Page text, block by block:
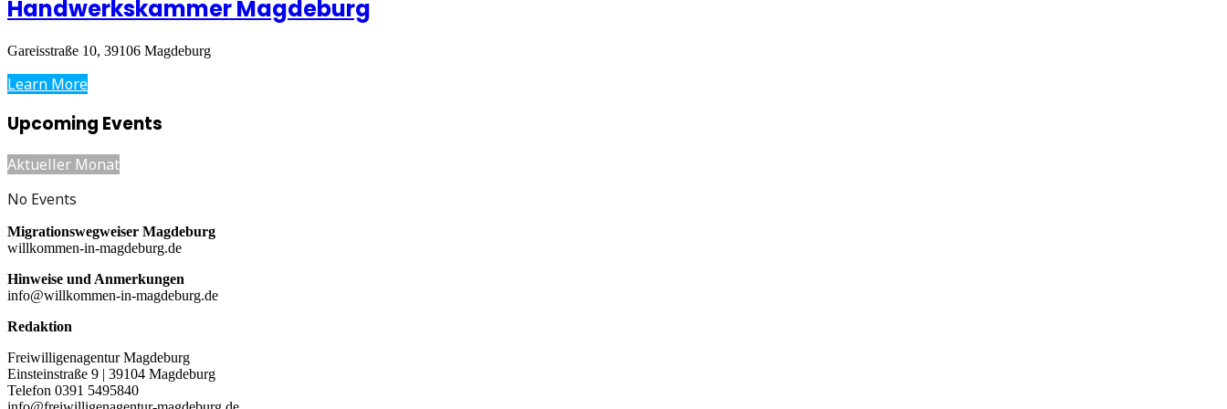
Handwerkskammer Magdeburg
Gareisstraße 10, 39106 Magdeburg
Learn More
Upcoming Events
Aktueller Monat
No Events
Migrationswegweiser Magdeburg
willkommen-in-magdeburg.de
Hinweise und Anmerkungen
info@willkommen-in-magdeburg.de
Redaktion
Freiwilligenagentur Magdeburg
Einsteinstraße 9 | 39104 Magdeburg
Telefon 0391 5495840